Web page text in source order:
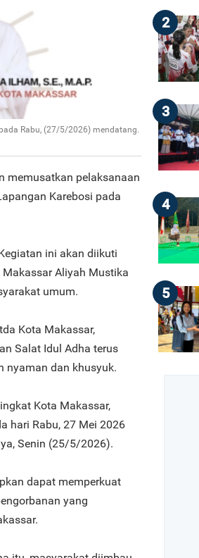
Rabu, (27/5/2026) mendatang.
memusatkan pelaksanaan
Karebosi pada
ini akan diikuti
Aliyah Mustika
umum.
Kota Makassar,
Salat Idul Adha terus
nyaman dan khusyuk.
Kota Makassar,
hari Rabu, 27 Mei 2026
Senin (25/5/2026).
dapat memperkuat
yang
2
3
4
5